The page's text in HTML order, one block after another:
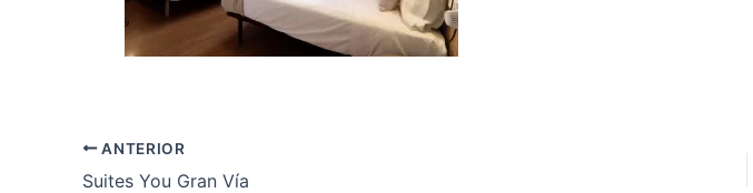
ANTERIOR
Suites You Gran Vía